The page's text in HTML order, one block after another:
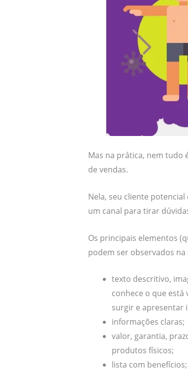
Mas na prática, nem tudo
de vendas.
Nela, seu cliente
um canal para tirar
Os principais elementos
podem ser observados
texto descritivo,
conhece o que
surgir e apresentar
informações claras;
valor, garantia,
produtos físicos;
lista com benefícios;